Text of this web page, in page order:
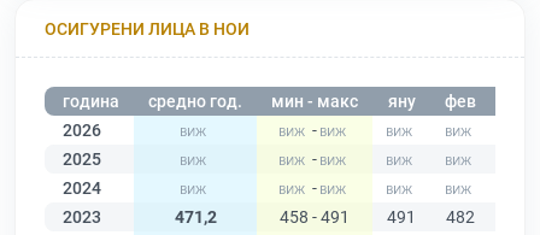
ОСИГУРЕНИ ЛИЦА В НОИ
година средно год. мин - макс яну фев
2026
-
2025
-
2024
-
2023
471,2 458 - 491 491 482